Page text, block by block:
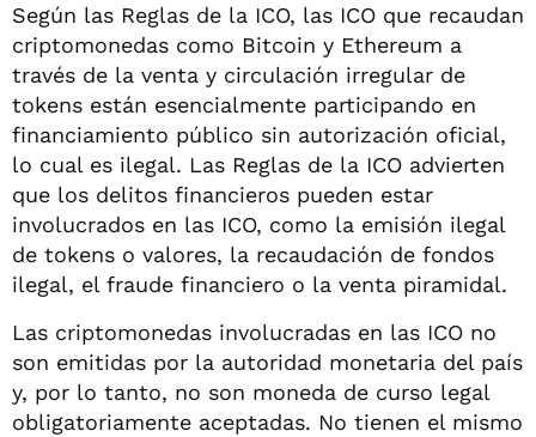
Según las Reglas de la ICO, las ICO que recaudan
criptomonedas como Bitcoin y Ethereum a
través de la venta y circulación irregular de
tokens están esencialmente participando en
financiamiento público sin autorización oficial,
lo cual es ilegal. Las Reglas de la ICO advierten
que los delitos financieros pueden estar
involucrados en las ICO, como la emisión ilegal
de tokens o valores, la recaudación de fondos
ilegal, el fraude financiero o la venta piramidal.
Las criptomonedas involucradas en las ICO no
son emitidas por la autoridad monetaria del país
y, por lo tanto, no son moneda de curso legal
obligatoriamente aceptadas. No tienen el mismo